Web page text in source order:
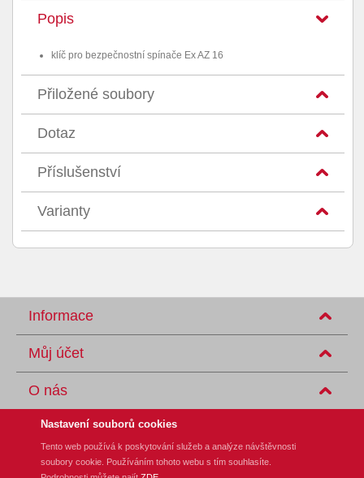
Popis
klíč pro bezpečnostní spínače Ex AZ 16
Přiložené soubory
Dotaz
Příslušenství
Varianty
Informace
Můj účet
O nás
REM-Technik s.r.o., Klíny 35, CZ-615 00 Brno
Nastavení souborů cookies
Tento web používá k poskytování služeb a analýze návštěvnosti
soubory cookie. Používáním tohoto webu s tím souhlasíte.